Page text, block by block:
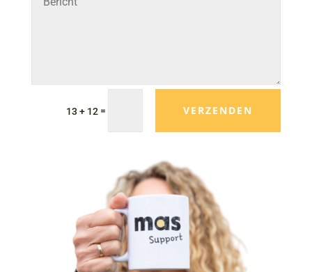
13 + 12 = VERZENDEN